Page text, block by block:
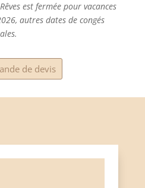
est fermée pour vacances
autres dates de congés
de devis